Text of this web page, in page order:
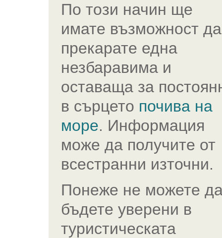
По този начин ще
имате възможност да
прекарате една
незбаравима и
оставаща за
в сърцето почива на
море. Информация
може да получите от
всестранни източни.
Понеже не можете
бъдете уверени в
туристическата